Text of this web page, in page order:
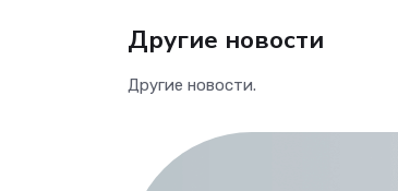
Другие новости
Другие новости.